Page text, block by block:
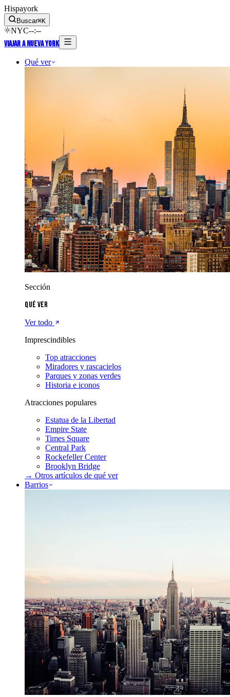
Hispayork
Buscar⌘K
NYC--:--
Viajar a Nueva York
Qué ver
Sección
Qué ver
Ver todo
Imprescindibles
Top atracciones
Miradores y rascacielos
Parques y zonas verdes
Historia e iconos
Atracciones populares
Estatua de la Libertad
Empire State
Times Square
Central Park
Rockefeller Center
Brooklyn Bridge
→ Otros artículos de qué ver
Barrios